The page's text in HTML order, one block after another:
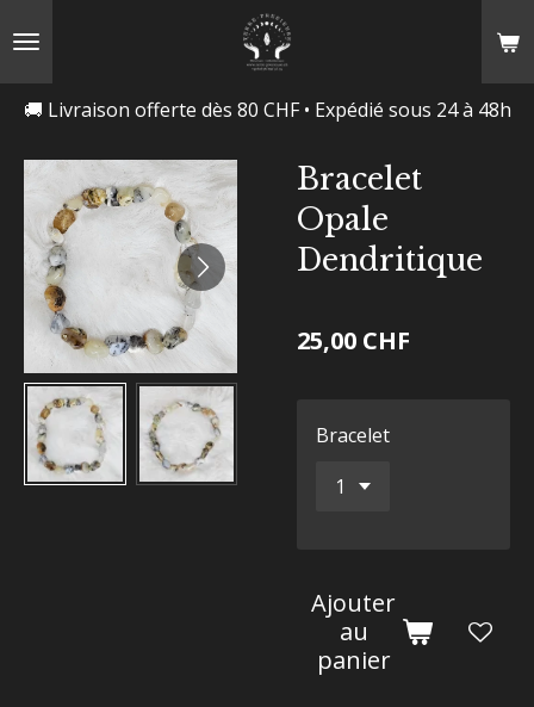
🚚 Livraison offerte dès 80 CHF • Expédié sous 24 à 48h
Bracelet
Opale
Dendritique
25,00 CHF
Bracelet
Ajouter
au
panier